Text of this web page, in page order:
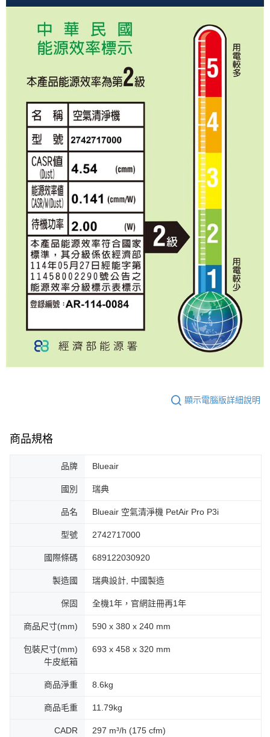
顯示電腦版詳細說明
商品規格
品牌 Blueair
國別 瑞典
品名 Blueair 空氣清淨機 PetAir Pro P3i
型號 2742717000
國際條碼 689122030920
製造國 瑞典設計, 中國製造
保固 全機1年，官網註冊再1年
商品尺寸(mm) 590 x 380 x 240 mm
包裝尺寸(mm)
牛皮紙箱
693 x 458 x 320 mm
商品淨重 8.6kg
商品毛重 11.79kg
CADR 297 m³/h (175 cfm)